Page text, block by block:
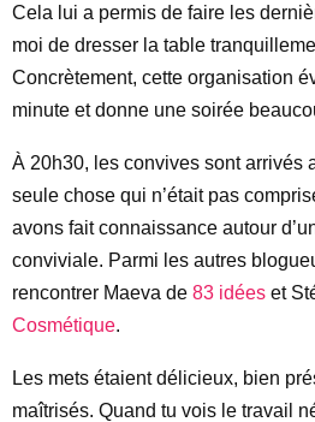
Cela lui a permis de faire les
moi de dresser la table
Concrètement, cette organisation
minute et donne une soirée
À 20h30, les convives sont arrivés
seule chose qui n’était pas
avons fait connaissance autour
conviviale. Parmi les autres
rencontrer Maeva de 83 idées et
Cosmétique.
Les mets étaient délicieux, bien
maîtrisés. Quand tu vois le travail